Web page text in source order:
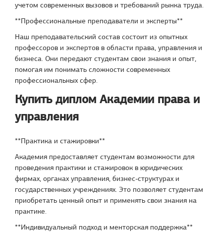
учетом современных вызовов и требований рынка труда.
**Профессиональные преподаватели и эксперты**
Наш преподавательский состав состоит из опытных
профессоров и экспертов в области права, управления и
бизнеса. Они передают студентам свои знания и опыт,
помогая им понимать сложности современных
профессиональных сфер.
Купить диплом Академии права и
управления
**Практика и стажировки**
Академия предоставляет студентам возможности для
проведения практики и стажировок в юридических
фирмах, органах управления, бизнес-структурах и
государственных учреждениях. Это позволяет студентам
приобретать ценный опыт и применять свои знания на
практике.
**Индивидуальный подход и менторская поддержка**